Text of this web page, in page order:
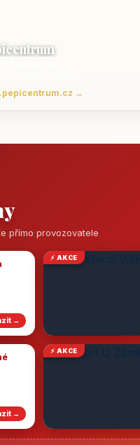
→
přímo provozovatele
→
⚡ AKCE
→
⚡ AKCE